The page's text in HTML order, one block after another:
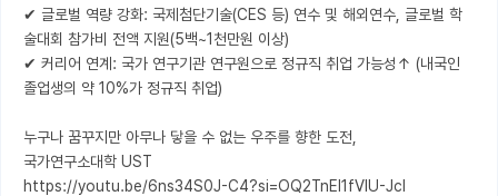
✔ 글로벌 역량 강화: 국제첨단기술(CES 등) 연수 및 해외연수, 글로벌 학
술대회 참가비 전액 지원(5백~1천만원 이상)
✔ 커리어 연계: 국가 연구기관 연구원으로 정규직 취업 가능성↑ (내국인
졸업생의 약 10%가 정규직 취업)
누구나 꿈꾸지만 아무나 닿을 수 없는 우주를 향한 도전,
국가연구소대학 UST
https://youtu.be/6ns34S0J-C4?si=OQ2TnEI1fVIU-JcI